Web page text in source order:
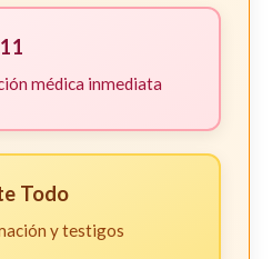
médica inmediata
Todo
y testigos